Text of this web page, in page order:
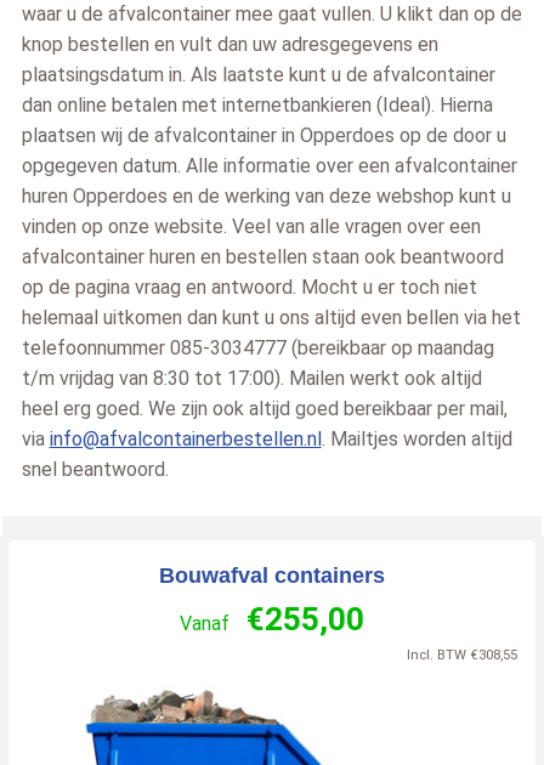
waar u de afvalcontainer mee gaat vullen. U klikt dan op de
knop bestellen en vult dan uw adresgegevens en
plaatsingsdatum in. Als laatste kunt u de afvalcontainer
dan online betalen met internetbankieren (Ideal). Hierna
plaatsen wij de afvalcontainer in Opperdoes op de door u
opgegeven datum. Alle informatie over een afvalcontainer
huren Opperdoes en de werking van deze webshop kunt u
vinden op onze website. Veel van alle vragen over een
afvalcontainer huren en bestellen staan ook beantwoord
op de pagina vraag en antwoord. Mocht u er toch niet
helemaal uitkomen dan kunt u ons altijd even bellen via het
telefoonnummer 085-3034777 (bereikbaar op maandag
t/m vrijdag van 8:30 tot 17:00). Mailen werkt ook altijd
heel erg goed. We zijn ook altijd goed bereikbaar per mail,
via info@afvalcontainerbestellen.nl. Mailtjes worden altijd
snel beantwoord.
Bouwafval containers
Vanaf €255,00
Incl. BTW €308,55